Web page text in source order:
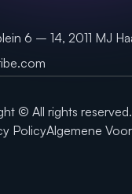
6 – 14, 2011 MJ
© All rights
PolicyAlgemene